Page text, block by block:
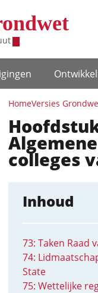
HomeVersies
colleges
Inhoud
73: Taken Raad
74:
State
75: Wettelijke